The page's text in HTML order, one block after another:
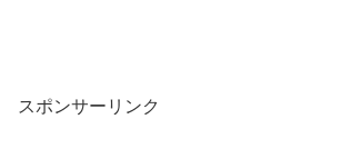
スポンサーリンク